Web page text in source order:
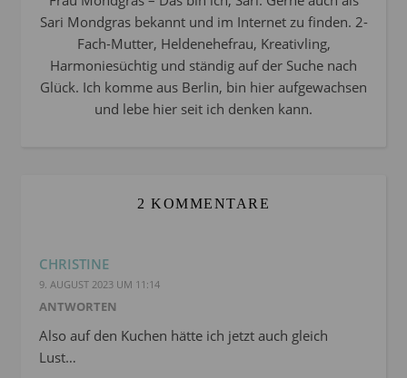
Sari Mondgras bekannt und im Internet zu finden. 2-
Fach-Mutter, Heldenehefrau, Kreativling,
Harmoniesüchtig und ständig auf der Suche nach
Glück. Ich komme aus Berlin, bin hier aufgewachsen
und lebe hier seit ich denken kann.
2 KOMMENTARE
CHRISTINE
9. AUGUST 2023 UM 11:14
ANTWORTEN
Also auf den Kuchen hätte ich jetzt auch gleich
Lust…